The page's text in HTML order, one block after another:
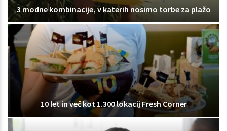
3 modne kombinacije, v katerih nosimo torbe za plažo
10 let in več kot 1.300 lokacij Fresh Corner